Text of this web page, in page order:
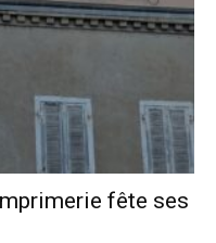
fête ses